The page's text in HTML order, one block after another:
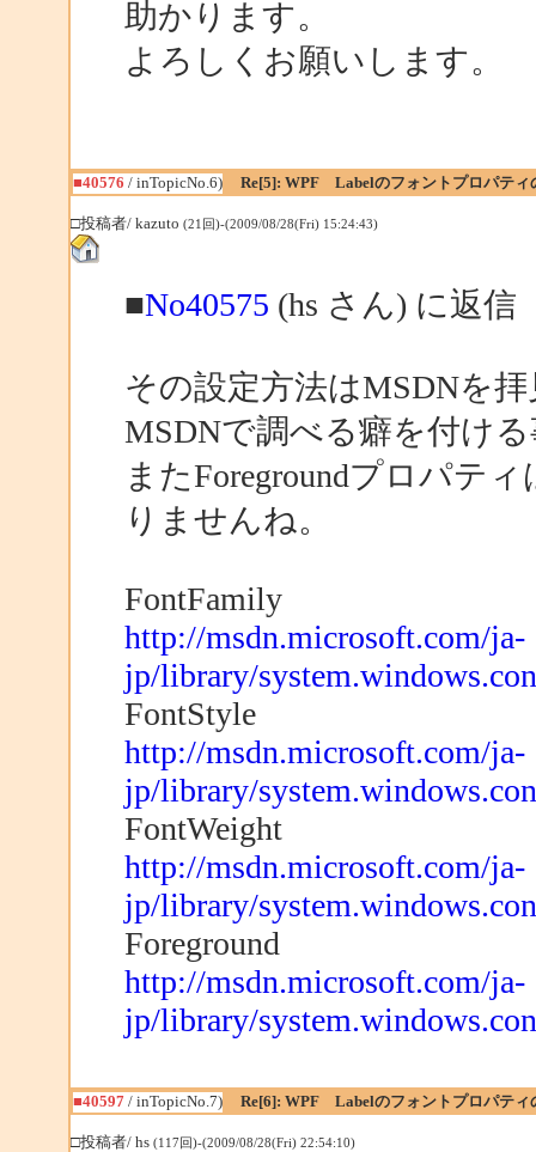
助かります。
よろしくお願いします。
■40576 / inTopicNo.6) Re[5]: WPF Labelのフォントプロパティ
□投稿者/ kazuto (21回)-(2009/08/28(Fri) 15:24:43)
■No40575 (hs さん) に返信
その設定方法はMSDNを
MSDNで調べる癖を付け
またForegroundプロパテ
りませんね。
FontFamily
http://msdn.microsoft.com/ja-
jp/library/
FontStyle
http://msdn.microsoft.com/ja-
jp/library/
FontWeight
http://msdn.microsoft.com/ja-
jp/library/
Foreground
http://msdn.microsoft.com/ja-
jp/library/
■40597/ inTopicNo.7) Re[6]: WPF Labelのフォントプロパティ
□投稿者/ hs (117回)-(2009/08/28(Fri) 22:54:10)